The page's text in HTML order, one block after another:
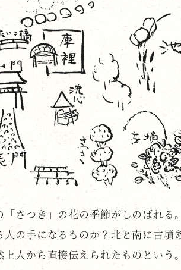
さつき」の花の季節がしのばれる
の手になるものか？北と南に古墳
人から直接伝えられたものという。